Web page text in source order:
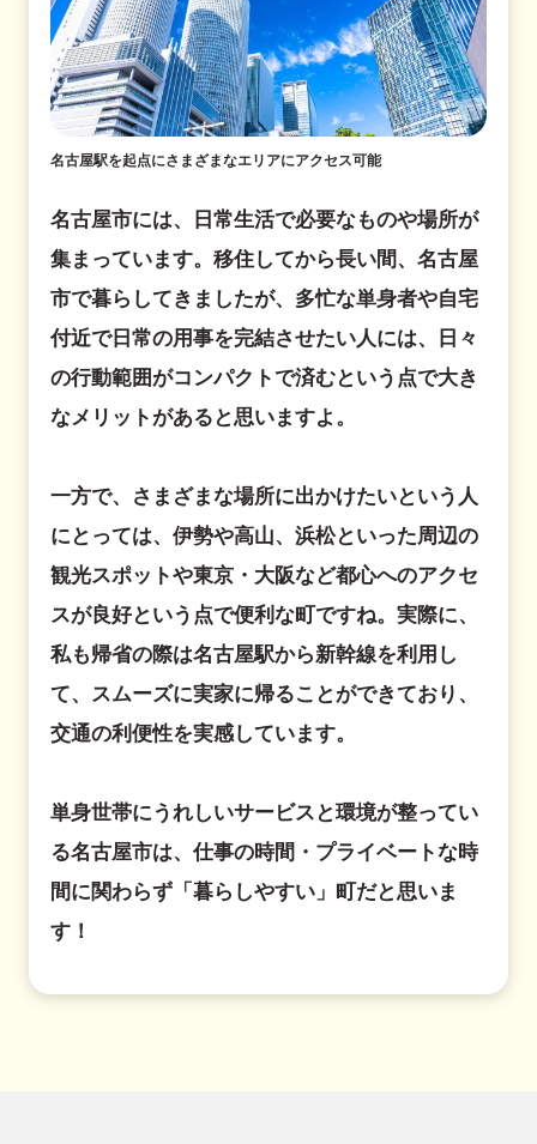
名古屋駅を起点にさまざまなエリアにアクセス可能
名古屋市には、日常生活で必要なものや場所が
集まっています。移住してから長い間、名古屋
市で暮らしてきましたが、多忙な単身者や自宅
付近で日常の用事を完結させたい人には、日々
の行動範囲がコンパクトで済むという点で大き
なメリットがあると思いますよ。
一方で、さまざまな場所に出かけたいという人
にとっては、伊勢や高山、浜松といった周辺の
観光スポットや東京・大阪など都心へのアクセ
スが良好という点で便利な町ですね。実際に、
私も帰省の際は名古屋駅から新幹線を利用し
て、スムーズに実家に帰ることができており、
交通の利便性を実感しています。
単身世帯にうれしいサービスと環境が整ってい
る名古屋市は、仕事の時間・プライベートな時
間に関わらず「暮らしやすい」町だと思いま
す！